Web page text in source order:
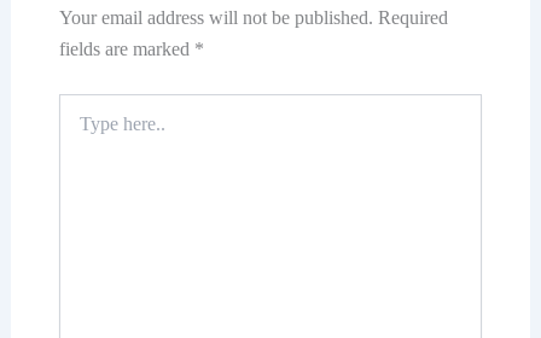
Your email address will not be published. Required
fields are marked *
here..